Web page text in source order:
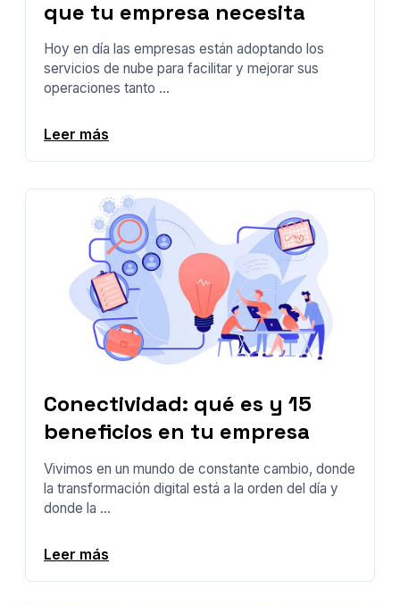
que tu empresa necesita
Hoy en día las empresas están adoptando los
servicios de nube para facilitar y mejorar sus
operaciones tanto ...
Leer más
Conectividad: qué es y 15
beneficios en tu empresa
Vivimos en un mundo de constante cambio, donde
la transformación digital está a la orden del día y
donde la ...
Leer más